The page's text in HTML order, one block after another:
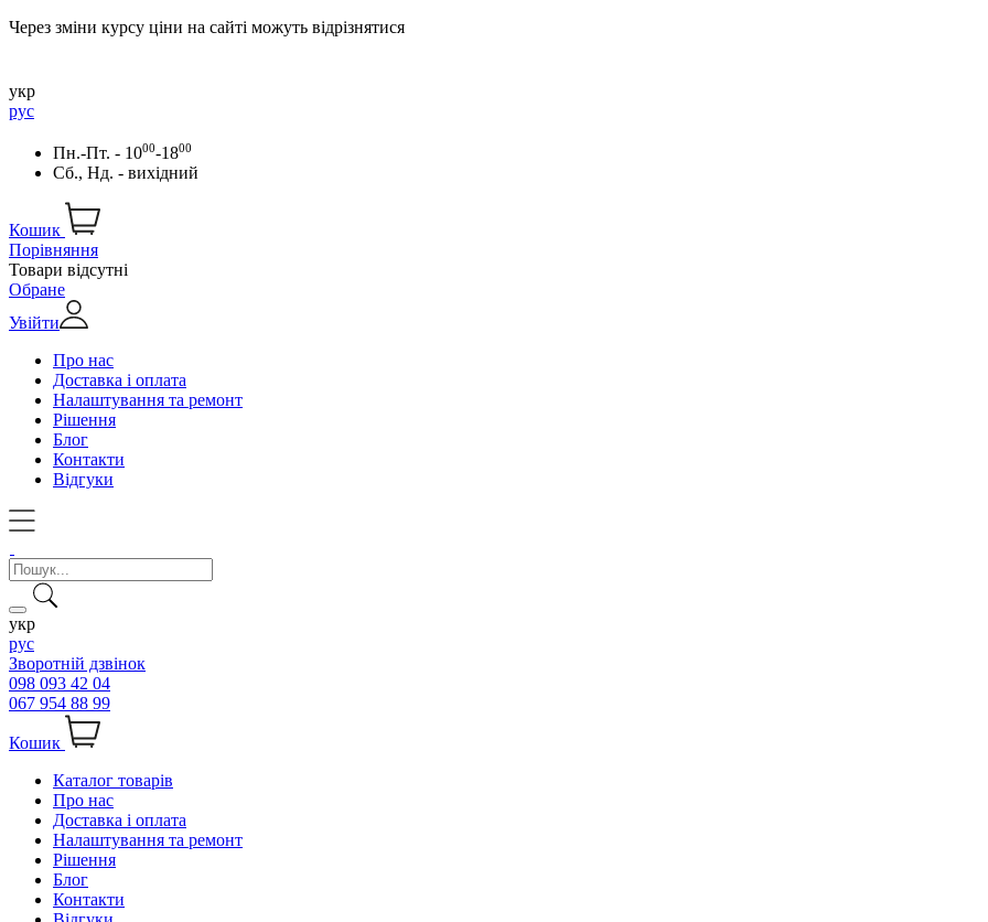
Через зміни курсу ціни на сайті можуть відрізнятися
укр
рус
Пн.-Пт. - 1000-1800
Сб., Нд. - вихідний
Кошик
Порівняння
Товари відсутні
Обране
Увійти
Про нас
Доставка і оплата
Налаштування та ремонт
Рішення
Блог
Контакти
Відгуки
укр
рус
Зворотній дзвінок
098 093 42 04
067 954 88 99
Кошик
Каталог товарів
Про нас
Доставка і оплата
Налаштування та ремонт
Рішення
Блог
Контакти